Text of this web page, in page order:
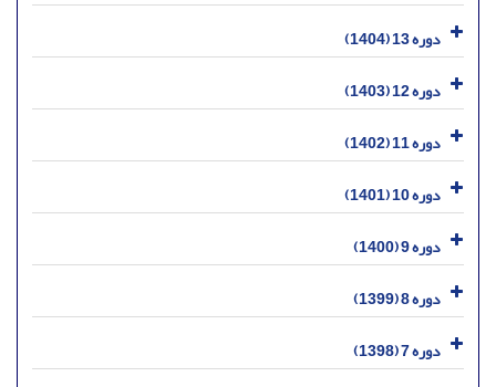
دوره 13 (1404)
دوره 12 (1403)
دوره 11 (1402)
دوره 10 (1401)
دوره 9 (1400)
دوره 8 (1399)
دوره 7 (1398)